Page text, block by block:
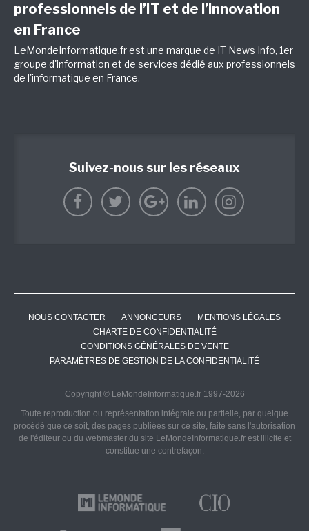
professionnels de l’IT et de l’innovation
en France
LeMondeInformatique.fr est une marque de IT News Info, 1er
groupe d'information et de services dédié aux professionnels
de l'informatique en France.
Suivez-nous sur les réseaux
NOUS CONTACTER ANNONCEURS
MENTIONS LÉGALES
CHARTE DE CONFIDENTIALITÉ
CONDITIONS GÉNÉRALES DE VENTE
PARAMÈTRES DE GESTION DE LA CONFIDENTIALITÉ
Copyright © LeMondeInformatique.fr 1997-2026
Toute reproduction ou représentation intégrale ou partielle, par quelque
procédé que ce soit, des pages publiées sur ce site, faite sans l'autorisation
de l'éditeur ou du webmaster du site LeMondeInformatique.fr est illicite et
constitue une contrefaçon.